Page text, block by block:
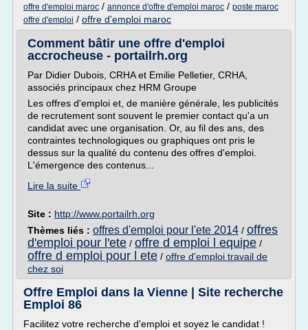
offre d'emploi maroc / annonce d'offre d'emploi maroc / poste maroc
offre d'emploi / offre d'emploi maroc
Comment bâtir une offre d'emploi
accrocheuse - portailrh.org
Par Didier Dubois, CRHA et Emilie Pelletier, CRHA,
associés principaux chez HRM Groupe
Les offres d'emploi et, de manière générale, les publicités
de recrutement sont souvent le premier contact qu'a un
candidat avec une organisation. Or, au fil des ans, des
contraintes technologiques ou graphiques ont pris le
dessus sur la qualité du contenu des offres d'emploi.
L'émergence des contenus...
Lire la suite
Site : http://www.portailrh.org
Thèmes liés : offres d'emploi pour l'ete 2014 / offres
d'emploi pour l'ete / offre d emploi l equipe /
offre d emploi pour l ete / offre d'emploi travail de
chez soi
Offre Emploi dans la Vienne | Site recherche
Emploi 86
Facilitez votre recherche d'emploi et soyez le candidat !